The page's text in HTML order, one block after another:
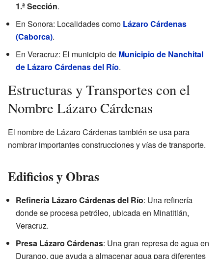
1.ª Sección.
En Sonora: Localidades como Lázaro Cárdenas
(Caborca).
En Veracruz: El municipio de Municipio de Nanchital
de Lázaro Cárdenas del Río.
Estructuras y Transportes con el
Nombre Lázaro Cárdenas
El nombre de Lázaro Cárdenas también se usa para
nombrar importantes construcciones y vías de transporte.
Edificios y Obras
Refinería Lázaro Cárdenas del Río: Una refinería
donde se procesa petróleo, ubicada en Minatitlán,
Veracruz.
Presa Lázaro Cárdenas: Una gran represa de agua en
Durango, que ayuda a almacenar agua para diferentes